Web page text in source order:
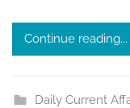
Continue reading...
Daily Current